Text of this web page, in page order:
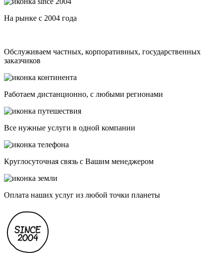
На рынке с 2004 года
Обслуживаем частных, корпоративных, государственных
заказчиков
Работаем дистанционно, с любыми регионами
Все нужные услуги в одной компании
Круглосуточная связь с Вашим менеджером
Оплата наших услуг из любой точки планеты